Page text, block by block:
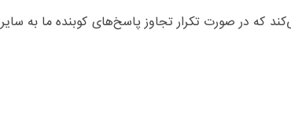
که در صورت تکرار تجاوز پاسخ‌های کوبنده ما به سایر